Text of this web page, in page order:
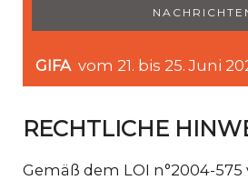
RECHTLICHE
Gemäß dem LOI n°2004-575
GIFA vom 21. bis 25. Juni